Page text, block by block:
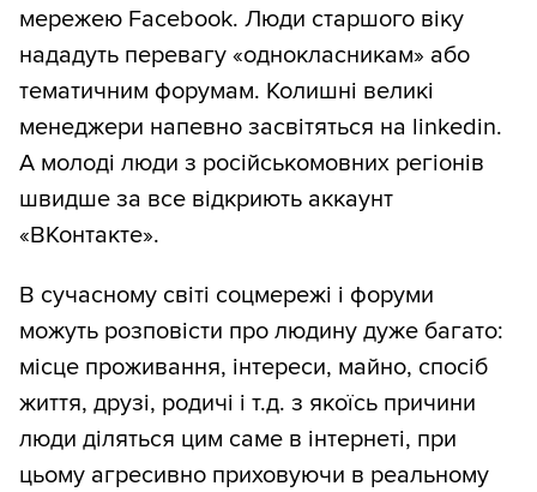
мережею Facebook. Люди старшого віку
нададуть перевагу «однокласникам» або
тематичним форумам. Колишні великі
менеджери напевно засвітяться на linkedin.
А молоді люди з російськомовних регіонів
швидше за все відкриють аккаунт
«ВКонтакте».
В сучасному світі соцмережі і форуми
можуть розповісти про людину дуже багато:
місце проживання, інтереси, майно, спосіб
життя, друзі, родичі і т.д. з якоїсь причини
люди діляться цим саме в інтернеті, при
цьому агресивно приховуючи в реальному